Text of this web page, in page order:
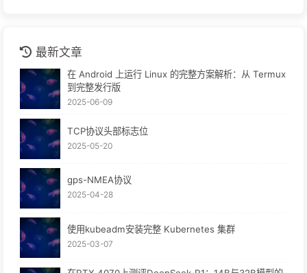
最新文章
在 Android 上运行 Linux 的完整方案解析：从 Termux
到完整发行版
2025-06-09
TCP协议头部标志位
2025-05-20
gps-NMEA协议
2025-04-28
使用kubeadm安装完整 Kubernetes 集群
2025-03-07